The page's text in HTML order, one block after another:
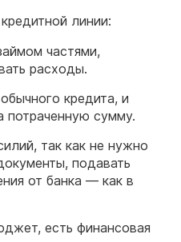
линии:
частями,
расходы.
кредита, и
потраченную сумму.
так как не нужно
подавать
от банка — как в
есть финансовая